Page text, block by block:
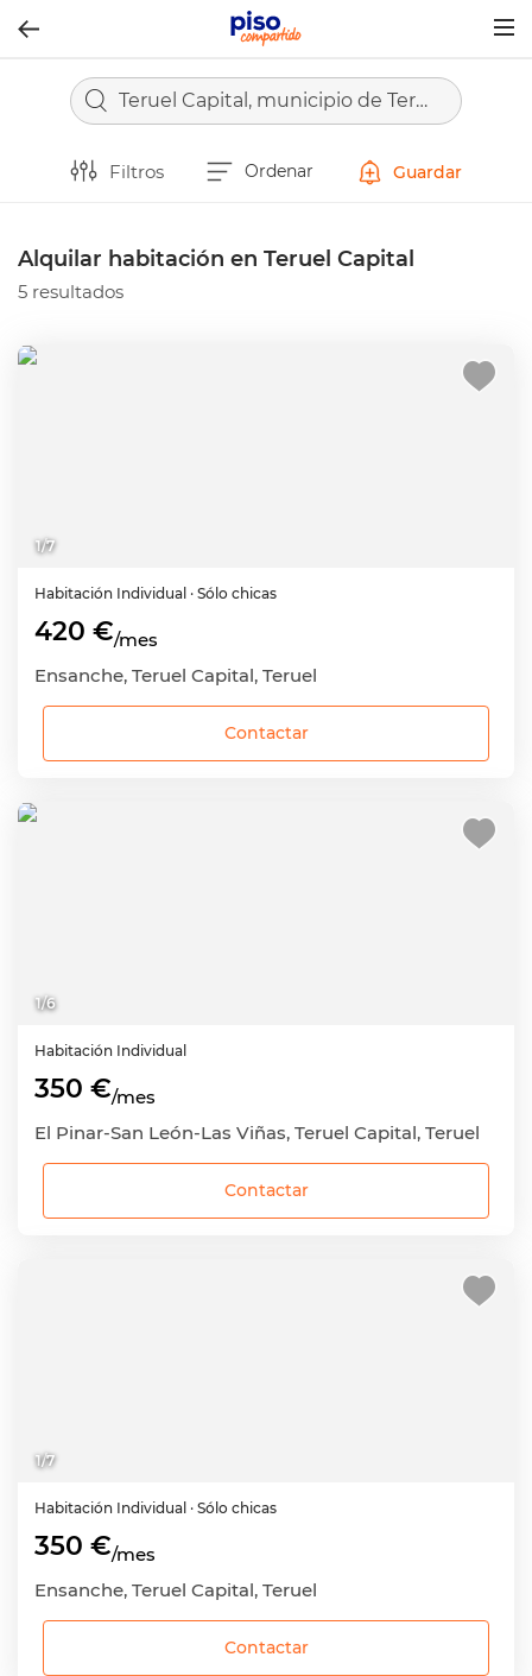
Teruel Capital, municipio de Teruel
Filtros Ordenar Guardar
Alquilar habitación en Teruel Capital
5 resultados
1/7
Habitación Individual · Sólo chicas
420 €/mes
Ensanche, Teruel Capital, Teruel
Contactar
1/6
Habitación Individual
350 €/mes
El Pinar-San León-Las Viñas, Teruel Capital, Teruel
Contactar
1/7
Habitación Individual · Sólo chicas
350 €/mes
Ensanche, Teruel Capital, Teruel
Contactar